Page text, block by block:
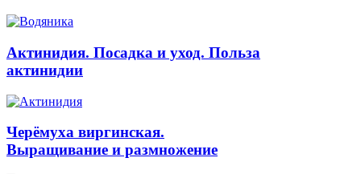
Актинидия. Посадка и уход. Польза
актинидии
Черёмуха виргинская.
Выращивание и размножение